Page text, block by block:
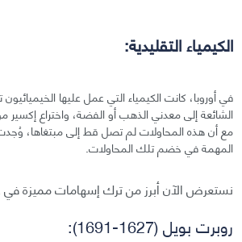
الكيمياء التقليدية:
في أوروبا، كانت الكيمياء التي عمل عليها
الشائعة إلى معدني الذهب أو الفضة، واختراع إكسير
مع أن هذه المحاولات لم تصل قط إلى مبتغاها،
المهمة في خضم تلك المحاولات.
نستعرض الآن أبرز من ترك إسهامات مميزة في
روبرت بويل (1627-1691):